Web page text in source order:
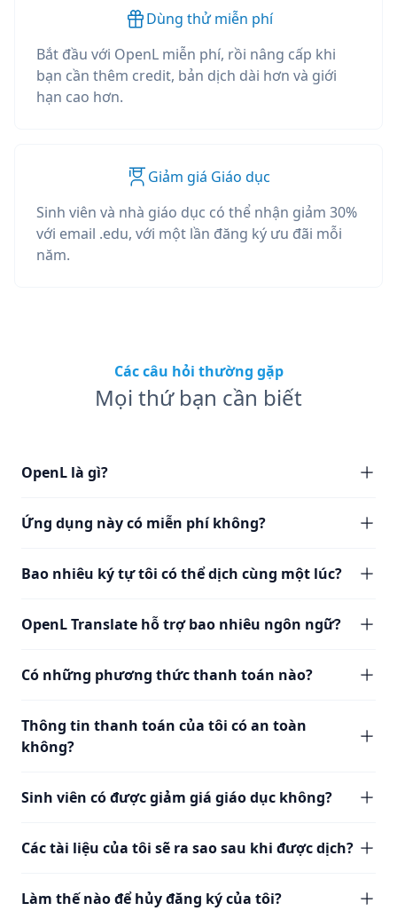
Dùng thử miễn phí
Bắt đầu với OpenL miễn phí, rồi nâng cấp khi
bạn cần thêm credit, bản dịch dài hơn và giới
hạn cao hơn.
Giảm giá Giáo dục
Sinh viên và nhà giáo dục có thể nhận giảm 30%
với email .edu, với một lần đăng ký ưu đãi mỗi
năm.
Các câu hỏi thường gặp
Mọi thứ bạn cần biết
OpenL là gì?
Ứng dụng này có miễn phí không?
Bao nhiêu ký tự tôi có thể dịch cùng một lúc?
OpenL Translate hỗ trợ bao nhiêu ngôn ngữ?
Có những phương thức thanh toán nào?
Thông tin thanh toán của tôi có an toàn
không?
Sinh viên có được giảm giá giáo dục không?
Các tài liệu của tôi sẽ ra sao sau khi được dịch?
Làm thế nào để hủy đăng ký của tôi?